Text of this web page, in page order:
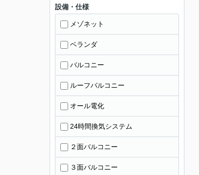
設備・仕様
メゾネット
ベランダ
バルコニー
ルーフバルコニー
オール電化
24時間換気システム
２面バルコニー
３面バルコニー